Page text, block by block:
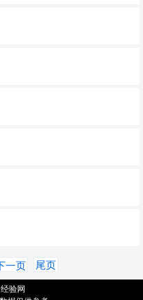
一页 尾页
验网